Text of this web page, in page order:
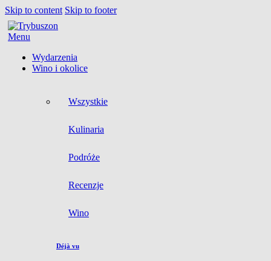
Skip to content Skip to footer
Menu
Wydarzenia
Wino i okolice
Wszystkie
Kulinaria
Podróże
Recenzje
Wino
Déjà vu